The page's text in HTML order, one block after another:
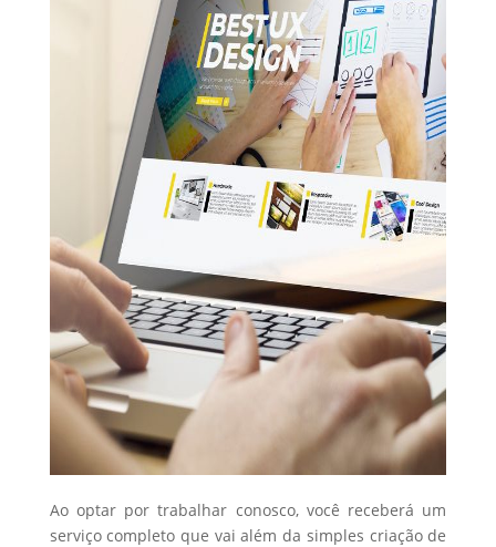
Ao optar por trabalhar conosco, você receberá um
serviço completo que vai além da simples criação de